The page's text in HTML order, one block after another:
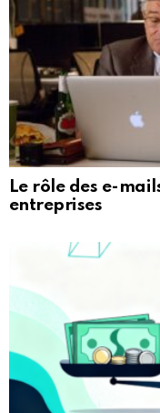
Le rôle des e-
entreprises